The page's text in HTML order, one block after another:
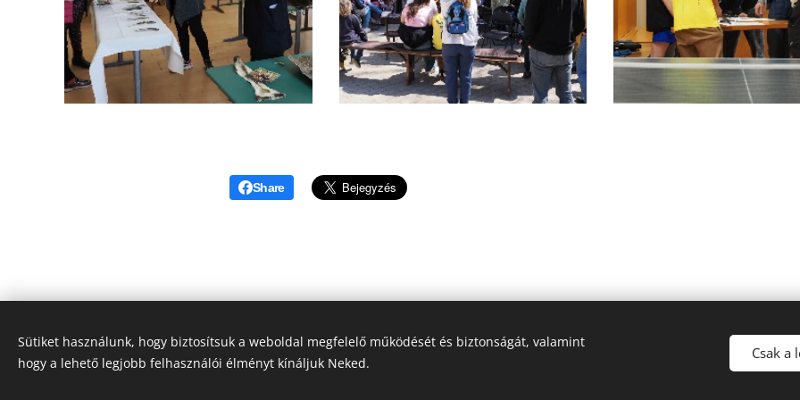
Share
© 2025Szent Margit Ciszterci Óvoda, Általános Iskola, Alapfokú Művészeti Iskola és
Sütiket használunk, hogy biztosítsuk a weboldal megfelelő működését és biztonságát, valamint
hogy a lehető legjobb felhasználói élményt kínáljuk Neked.
Csak a